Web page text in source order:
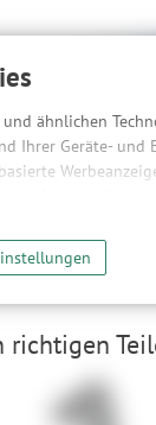
ähnlichen
Ihrer Geräte- und
zu
erfolgt
Analyse,
einzelnen
die Zukunft
Tool CC-4.2 Chain